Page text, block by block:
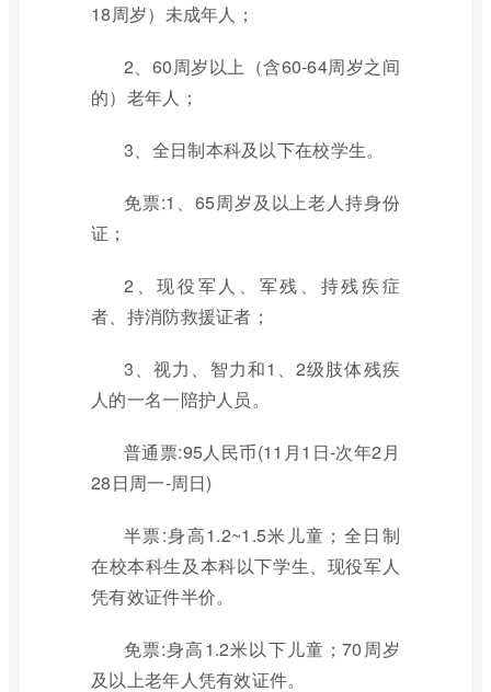
18周岁）未成年人；
2、60周岁以上（含60-64周岁之间
的）老年人；
3、全日制本科及以下在校学生。
免票:1、65周岁及以上老人持身份
证；
2、现役军人、军残、持残疾症
者、持消防救援证者；
3、视力、智力和1、2级肢体残疾
人的一名一陪护人员。
普通票:95人民币(11月1日-次年2月
28日周一-周日)
半票:身高1.2~1.5米儿童；全日制
在校本科生及本科以下学生、现役军人
凭有效证件半价。
免票:身高1.2米以下儿童；70周岁
及以上老年人凭有效证件。